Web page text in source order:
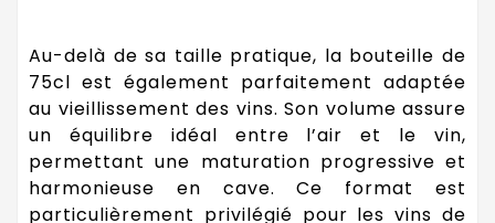
Au-delà de sa taille pratique, la bouteille de
75cl est également parfaitement adaptée
au vieillissement des vins. Son volume assure
un équilibre idéal entre l’air et le vin,
permettant une maturation progressive et
harmonieuse en cave. Ce format est
particulièrement privilégié pour les vins de